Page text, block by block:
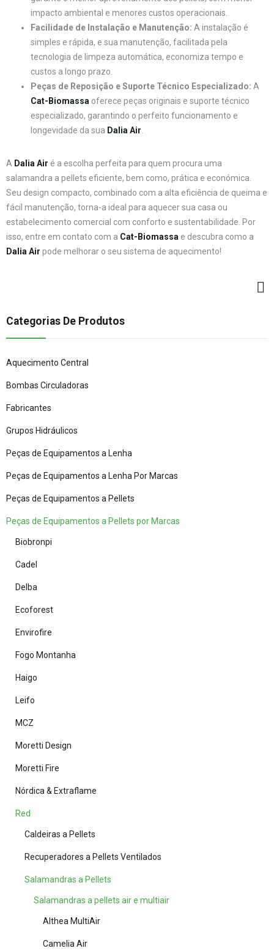
impacto ambiental e menores custos operacionais.
Facilidade de Instalação e Manutenção: A instalação é
simples e rápida, e sua manutenção, facilitada pela
tecnologia de limpeza automática, economiza tempo e
custos a longo prazo.
Peças de Reposição e Suporte Técnico Especializado: A
Cat-Biomassa oferece peças originais e suporte técnico
especializado, garantindo o perfeito funcionamento e
longevidade da sua Dalia Air.
A Dalia Air é a escolha perfeita para quem procura uma
salamandra a pellets eficiente, bem como, prática e económica.
Seu design compacto, combinado com a alta eficiência de queima e
fácil manutenção, torna-a ideal para aquecer sua casa ou
estabelecimento comercial com conforto e sustentabilidade. Por
isso, entre em contato com a Cat-Biomassa e descubra como a
Dalia Air pode melhorar o seu sistema de aquecimento!
Categorias De Produtos
Aquecimento Central
Bombas Circuladoras
Fabricantes
Grupos Hidráulicos
Peças de Equipamentos a Lenha
Peças de Equipamentos a Lenha Por Marcas
Peças de Equipamentos a Pellets
Peças de Equipamentos a Pellets por Marcas
Biobronpi
Cadel
Delba
Ecoforest
Envirofire
Fogo Montanha
Haigo
Leifo
MCZ
Moretti Design
Moretti Fire
Nórdica & Extraflame
Red
Caldeiras a Pellets
Recuperadores a Pellets Ventilados
Salamandras a Pellets
Salamandras a pellets air e multiair
Althea MultiAir
Camelia Air